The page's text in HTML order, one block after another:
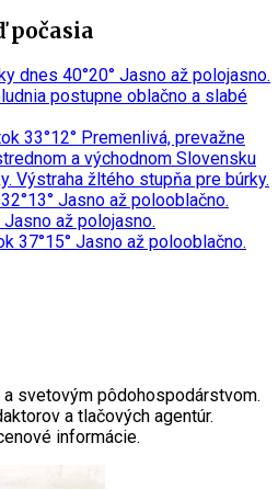
počasia
dnes 40°20° Jasno až polojasno.
postupne oblačno a slabé
33°12° Premenlivá, prevažne
a východnom Slovensku
Výstraha žltého stupňa pre búrky.
32°13° Jasno až polooblačno.
Jasno až polojasno.
37°15° Jasno až polooblačno.
svetovým pôdohospodárstvom.
a tlačových agentúr.
informácie.